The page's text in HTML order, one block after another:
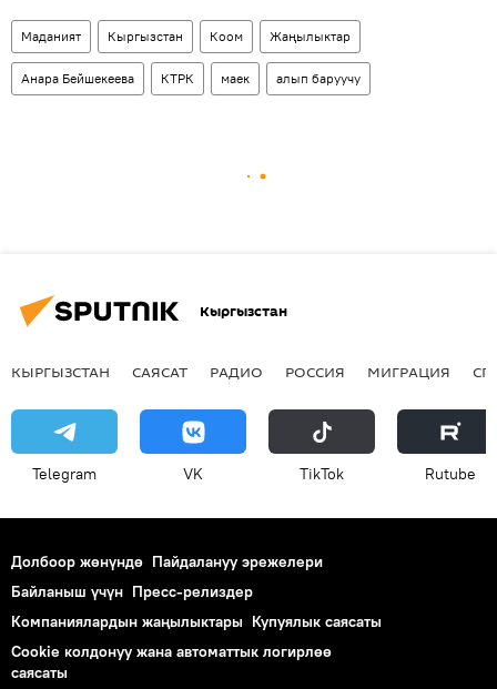
Маданият Кыргызстан Коом Жаңылыктар
Анара Бейшекеева КТРК маек алып баруучу
Кыргызстан
КЫРГЫЗСТАН САЯСАТ РАДИО РОССИЯ МИГРАЦИЯ
Telegram VK ТikТоk Rutube
Долбоор жөнүндө Пайдалануу эрежелери
Байланыш үчүн Пресс-релиздер
Компаниялардын жаңылыктары Купуялык саясаты
Cookie колдонуу жана автоматтык логирлөө
саясаты